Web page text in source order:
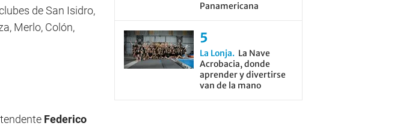
de San Isidro,
Merlo, Colón,
Federico
Panamericana
La Lonja
La Nave
Acrobacia, donde
aprender y divertirse
van de la mano